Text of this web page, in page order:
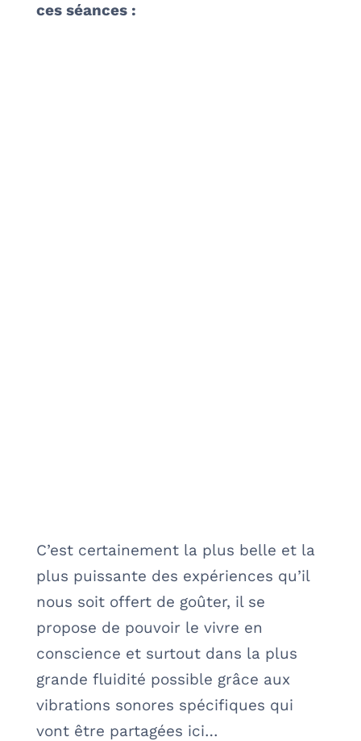
ces séances :
C’est certainement la plus belle et la
plus puissante des expériences qu’il
nous soit offert de goûter, il se
propose de pouvoir le vivre en
conscience et surtout dans la plus
grande fluidité possible grâce aux
vibrations sonores spécifiques qui
vont être partagées ici…